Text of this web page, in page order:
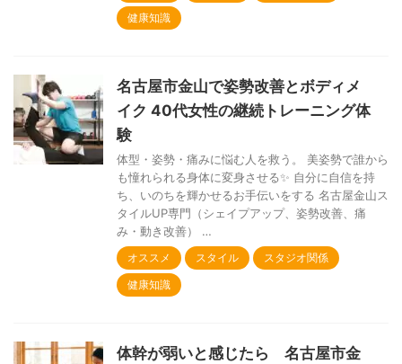
健康知識
名古屋市金山で姿勢改善とボディメ
イク 40代女性の継続トレーニング体
験
体型・姿勢・痛みに悩む人を救う。 美姿勢で誰から
も憧れられる身体に変身させる✨ 自分に自信を持
ち、いのちを輝かせるお手伝いをする 名古屋金山ス
タイルUP専門（シェイプアップ、姿勢改善、痛
み・動き改善） …
オススメ スタイル
スタジオ関係
健康知識
体幹が弱いと感じたら 名古屋市金